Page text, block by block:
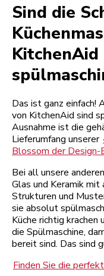
Sind die
KitchenAid
Das ist ganz einfach!
von KitchenAid sind
Ausnahme ist die
Lieferumfang unserer
Blossom der
Bei all unsere
Glas und Keramik mit
Strukturen und
sie absolut
Küche richtig krachen
die Spülmaschine,
bereit sind. Das sind
Finden Sie die